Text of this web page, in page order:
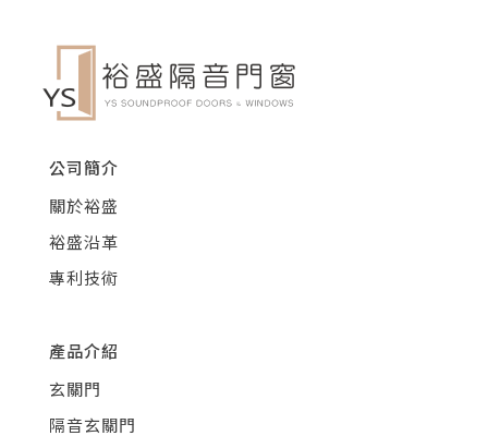
公司簡介
關於裕盛
裕盛沿革
專利技術
產品介紹
玄關門
隔音玄關門